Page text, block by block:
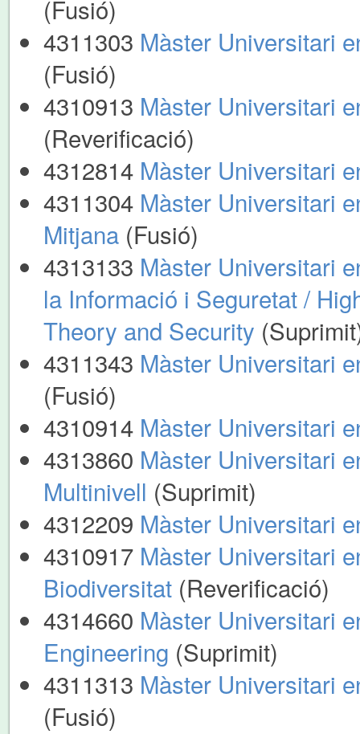
(Fusió)
4311303 Màster Universitari
(Fusió)
4310913 Màster Universitari
(Reverificació)
4312814 Màster Universitari
4311304 Màster Universitari
Mitjana (Fusió)
4313133 Màster Universitari
la Informació i Seguretat /
Theory and Security
4311343 Màster Universitari
(Fusió)
4310914 Màster Universitari
4313860 Màster Universitari
Multinivell (Suprimit)
4312209 Màster Universitari
4310917 Màster Universitari
Biodiversitat (Reverificació)
4314660 Màster Universitari
Engineering (Suprimit)
4311313 Màster Universitari
(Fusió)